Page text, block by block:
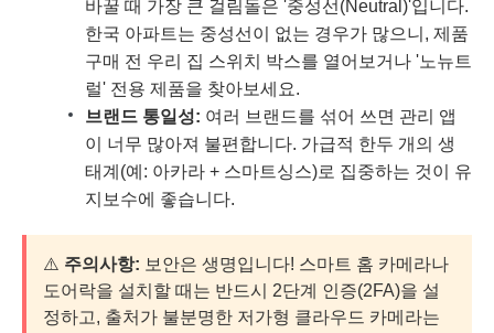
바꿀 때 가장 큰 걸림돌은 '중성선(Neutral)'입니다.
한국 아파트는 중성선이 없는 경우가 많으니, 제품
구매 전 우리 집 스위치 박스를 열어보거나 '노뉴트
럴' 전용 제품을 찾아보세요.
브랜드 통일성: 여러 브랜드를 섞어 쓰면 관리 앱
이 너무 많아져 불편합니다. 가급적 한두 개의 생
태계(예: 아카라 + 스마트싱스)로 집중하는 것이 유
지보수에 좋습니다.
⚠️ 주의사항: 보안은 생명입니다! 스마트 홈 카메라나
도어락을 설치할 때는 반드시 2단계 인증(2FA)을 설
정하고, 출처가 불분명한 저가형 클라우드 카메라는